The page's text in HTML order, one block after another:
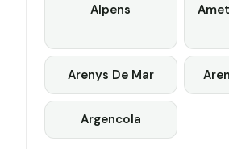
Alpens
Arenys De Mar
Argencola